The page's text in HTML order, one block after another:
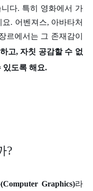
다. 특히 영화에서 가
. 어벤져스, 아바타처
르에서는 그 존재감이
고, 자칫 공감할 수 없
있도록 해요.
?
Graphics)라